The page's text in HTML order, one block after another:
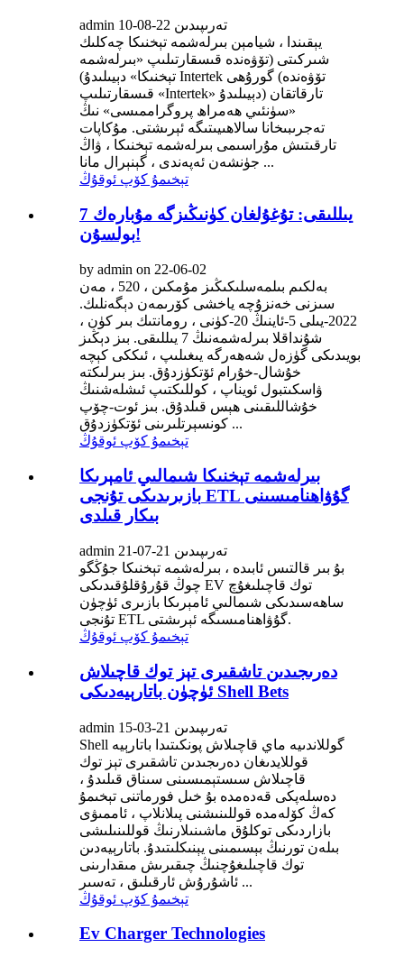
admin تەرىپىدىن 22-08-10
يېقىندا ، شيامېن بىرلەشمە تېخنىكا چەكلىك
شىركىتى (تۆۋەندە قىسقارتىلىپ «بىرلەشمە
تېخنىكا» دېيىلىدۇ) Intertek گورۇھى (تۆۋەندە
قىسقارتىلىپ «Intertek» دېيىلىدۇ) تارقاتقان
«سۈنئىي ھەمراھ پروگراممىسى» نىڭ
تەجرىبىخانا سالاھىيىتىگە ئېرىشتى. مۇكاپات
تارقىتىش مۇراسىمى بىرلەشمە تېخنىكا ، ۋاڭ
جۈنشەن ئەپەندى ، گېنېرال مانا ...
تېخىمۇ كۆپ ئوقۇڭ
7 يىللىقى: تۇغۇلغان كۈنىڭىزگە مۇبارەك
بولسۇن!
by admin on 22-06-02
بەلكىم بىلمەسلىكىڭىز مۇمكىن ، 520 ، مەن
سىزنى خەنزۇچە ياخشى كۆرىمەن دېگەنلىك.
2022-يىلى 5-ئاينىڭ 20-كۈنى ، رومانتىك بىر كۈن ،
شۇنداقلا بىرلەشمەنىڭ 7 يىللىقى. بىز دېڭىز
بويىدىكى گۈزەل شەھەرگە يىغىلىپ ، ئىككى كېچە
خۇشال-خۇرام ئۆتكۈزدۇق. بىز بىرلىكتە
ۋاسكىتبول ئويناپ ، كوللىكتىپ ئىشلەشنىڭ
خۇشاللىقىنى ھېس قىلدۇق. بىز ئوت-چۆپ
كونسېرتلىرىنى ئۆتكۈزدۇق ...
تېخىمۇ كۆپ ئوقۇڭ
بىرلەشمە تېخنىكا شىمالىي ئامېرىكا
بازىرىدىكى تۇنجى ETL گۇۋاھنامىسىنى
بىكار قىلدى
admin تەرىپىدىن 21-07-21
بۇ بىر قالتىس ئابىدە ، بىرلەشمە تېخنىكا جۇڭگو
چوڭ قۇرۇقلۇقىدىكى EV توك قاچىلىغۇچ
ساھەسىدىكى شىمالىي ئامېرىكا بازىرى ئۈچۈن
تۇنجى ETL گۇۋاھنامىسىگە ئېرىشتى.
تېخىمۇ كۆپ ئوقۇڭ
دەرىجىدىن تاشقىرى تېز توك قاچىلاش
ئۈچۈن باتارېيەدىكى Shell Bets
admin تەرىپىدىن 21-03-15
Shell گوللاندىيە ماي ​​قاچىلاش پونكىتىدا باتارېيە
قوللايدىغان دەرىجىدىن تاشقىرى تېز توك
قاچىلاش سىستېمىسىنى سىناق قىلىدۇ ،
دەسلەپكى قەدەمدە بۇ خىل فورماتنى تېخىمۇ
كەڭ كۆلەمدە قوللىنىشنى پىلانلاپ ، ئاممىۋى
بازاردىكى توكلۇق ماشىنىلارنىڭ قوللىنىلىشى
بىلەن تورنىڭ بېسىمىنى يېنىكلىتىدۇ. باتارېيەدىن
توك قاچىلىغۇچنىڭ چىقىرىش مىقدارىنى
ئاشۇرۇش ئارقىلىق ، تەسىر ...
تېخىمۇ كۆپ ئوقۇڭ
Ev Charger Technologies